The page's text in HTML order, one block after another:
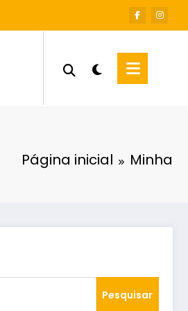
Página inicial Minha
Pesquisar